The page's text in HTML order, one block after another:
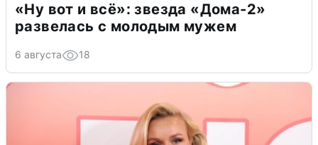
«Ну вот и всё»: звезда «Дома-2»
развелась с молодым мужем
6 августа 18